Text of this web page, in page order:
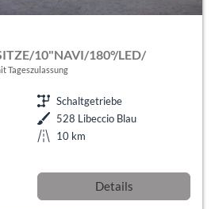
10"NAVI/180°/LED/
Tageszulassung
Schaltgetriebe
528 Libeccio Blau
10 km
Details